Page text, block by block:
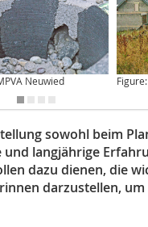
Neuwied
sowohl beim
langjährige
dazu dienen, die
darzustellen,